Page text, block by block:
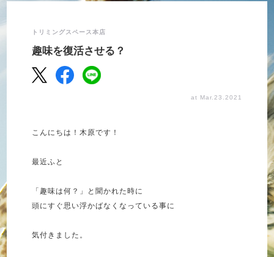
トリミングスペース本店
趣味を復活させる？
at Mar.23.2021
こんにちは！木原です！
最近ふと
「趣味は何？」と聞かれた時に
頭にすぐ思い浮かばなくなっている事に
気付きました。